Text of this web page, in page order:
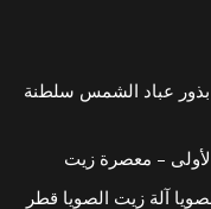
عباد الشمس سلطنة
– معصرة زيت
آلة زيت الصويا قطر